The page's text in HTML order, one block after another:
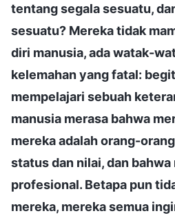
tentang segala sesuatu,
sesuatu? Mereka tidak
diri manusia, ada watak-
kelemahan yang fatal:
mempelajari sebuah
manusia merasa bahwa
mereka adalah orang-
status dan nilai, dan bahwa
profesional. Betapa pun
mereka, mereka semua